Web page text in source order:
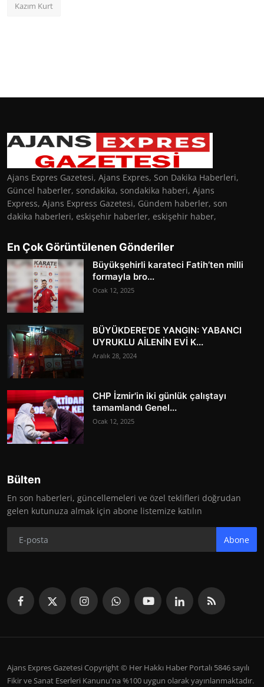
Kazım Kurt
Ajans Expres Gazetesi, Ajans Expres, Son Dakika Haberleri,
Güncel haberler, sondakika, sondakika haberi, Ajans
Express, Ajans Express Gazetesi, Gündem haberler, son
dakika haberleri, eskişehir haberler, eskişehir haber,
En Çok Görüntülenen Gönderiler
Büyükşehirli karateci Fatih’ten milli
formayla bro...
Ocak 12, 2025
BÜYÜKDERE'DE YANGIN: YABANCI
UYRUKLU AİLENİN EVİ K...
Aralık 28, 2024
CHP İzmir'in iki günlük çalıştayı
tamamlandı Genel...
Ocak 12, 2025
Bülten
En son haberleri, güncellemeleri ve özel teklifleri doğrudan
gelen kutunuza almak için abone listemize katılın
Abone
Ajans Expres Gazetesi Copyright © Her Hakkı Haber Portalı 5846 sayılı
Fikir ve Sanat Eserleri Kanunu'na %100 uygun olarak yayınlanmaktadır.